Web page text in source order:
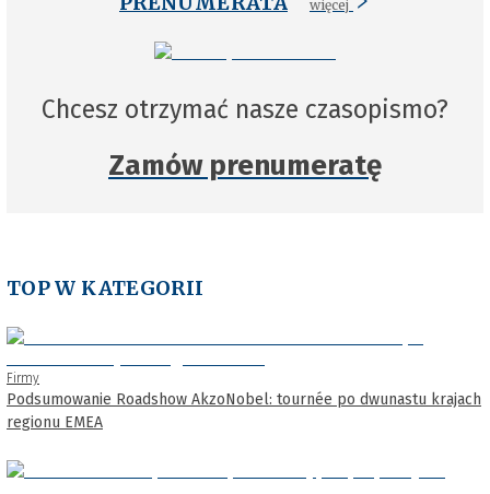
więcej
Chcesz otrzymać nasze czasopismo?
Zamów prenumeratę
TOP W KATEGORII
Firmy
Podsumowanie Roadshow AkzoNobel: tournée po dwunastu krajach
regionu EMEA